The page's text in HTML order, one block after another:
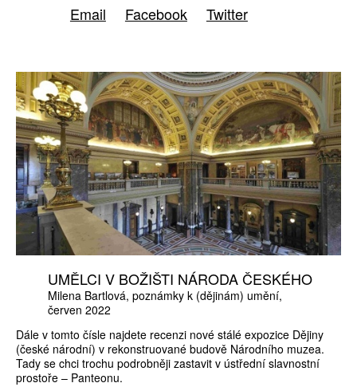
Email Facebook Twitter
UMĚLCI V BOŽIŠTI NÁRODA ČESKÉHO
Milena Bartlová poznámky k (dějinám) umění
červen 2022
Dále v tomto čísle najdete recenzi nové stálé expozice Dějiny
(české národní) v rekonstruované budově Národního muzea.
Tady se chci trochu podrobněji zastavit v ústřední slavnostní
prostoře – Panteonu.